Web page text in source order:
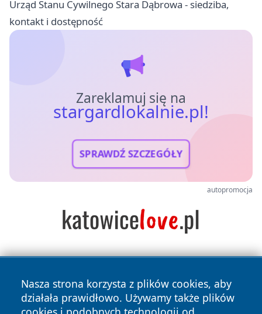
Urząd Stanu Cywilnego Stara Dąbrowa - siedziba,
kontakt i dostępność
Zareklamuj się na
stargardlokalnie.pl!
SPRAWDŹ SZCZEGÓŁY
autopromocja
Nasza strona korzysta z plików cookies, aby
działała prawidłowo. Używamy także plików